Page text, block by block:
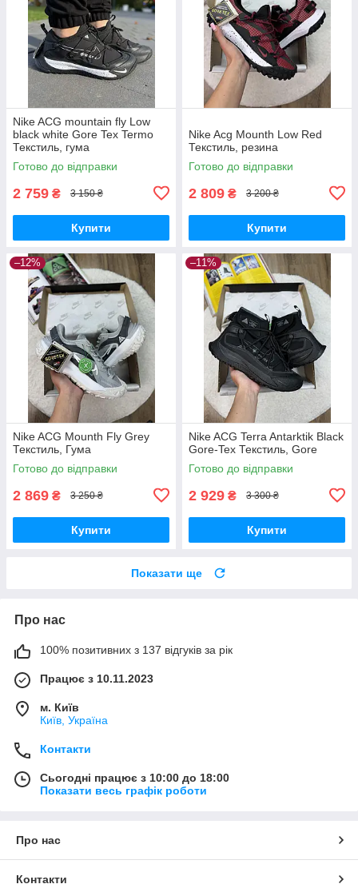
Nike ACG mountain fly Low
black white Gore Tex Termo
Текстиль, гума
Готово до відправки
2 759 ₴ 3 150 ₴
Купити
Nike Acg Mounth Low Red
Текстиль, резина
Готово до відправки
2 809 ₴ 3 200 ₴
Купити
–12%
Nike ACG Mounth Fly Grey
Текстиль, Гума
Готово до відправки
2 869 ₴ 3 250 ₴
Купити
–11%
Nike ACG Terra Antarktik Black
Gore-Tex Текстиль, Gore
Готово до відправки
2 929 ₴ 3 300 ₴
Купити
Показати ще
Про нас
100% позитивних з 137 відгуків за рік
Працює з 10.11.2023
м. Київ
Київ, Україна
Контакти
Сьогодні працює з 10:00 до 18:00
Показати весь графік роботи
Про нас
Контакти